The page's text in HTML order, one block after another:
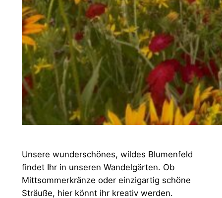
Unsere wunderschönes, wildes Blumenfeld
findet Ihr in unseren Wandelgärten. Ob
Mittsommerkränze oder einzigartig schöne
Sträuße, hier könnt ihr kreativ werden.